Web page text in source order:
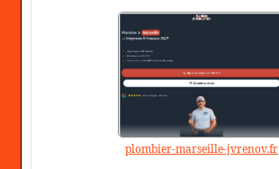
plombier-marseille-jvrenov.fr